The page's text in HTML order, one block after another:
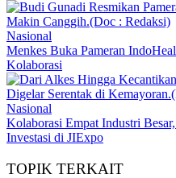
Nasional
Menkes Buka Pameran
Kolaborasi
Nasional
Kolaborasi Empat Industri
Investasi di JIExpo
TOPIK TERKAIT